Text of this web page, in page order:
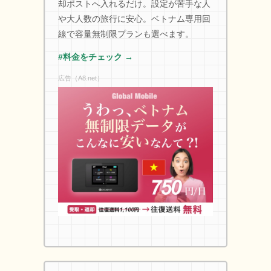
却ポストへ入れるだけ。設定が苦手な人
や大人数の旅行に安心。ベトナム専用回
線で容量無制限プランも選べます。
#料金をチェック →
広告（A8.net）